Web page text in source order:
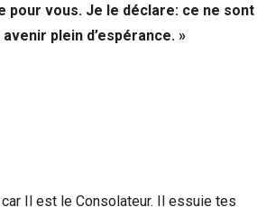
pour vous. Je le déclare: ce ne sont
plein d’espérance. »
Il est le Consolateur. Il essuie tes